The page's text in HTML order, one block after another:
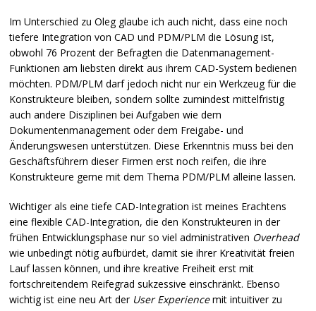
Im Unterschied zu Oleg glaube ich auch nicht, dass eine noch
tiefere Integration vonCAD und PDM/PLM die Lösung ist,
obwohl 76 Prozent der Befragten die Datenmanagement-
Funktionen am liebsten direkt aus ihremCAD-System bedienen
möchten. PDM/PLM darf jedoch nicht nur ein Werkzeug für die
Konstrukteure bleiben, sondern sollte zumindest mittelfristig
auch andere Disziplinen bei Aufgaben wie dem
Dokumentenmanagement oder dem Freigabe- und
Änderungswesen unterstützen. Diese Erkenntnis muss bei den
Geschäftsführern dieser Firmen erst noch reifen, die ihre
Konstrukteure gerne mit dem Thema PDM/PLM alleine lassen.
Wichtiger als eine tiefeCAD-Integration ist meines Erachtens
eine flexibleCAD-Integration, die den Konstrukteuren in der
frühen Entwicklungsphase nur so viel administrativen Overhead
wie unbedingt nötig aufbürdet, damit sie ihrer Kreativität freien
Lauf lassen können, und ihre kreative Freiheit erst mit
fortschreitendem Reifegrad sukzessive einschränkt. Ebenso
wichtig ist eine neu Art der User Experiencemit intuitiver zu